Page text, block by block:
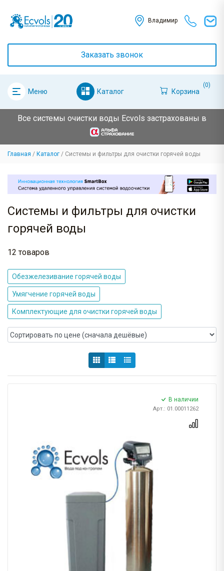
Владимир
Заказать звонок
Меню Каталог Корзина
(0)
Все системы очистки воды Ecvols застрахованы в
Главная Каталог Системы и фильтры для очистки горячей воды
Системы и фильтры для очистки
горячей воды
12 товаров
Обезжелезивание горячей воды
Умягчение горячей воды
Комплектующие для очистки горячей воды
В наличии
Арт.: 01.00011262